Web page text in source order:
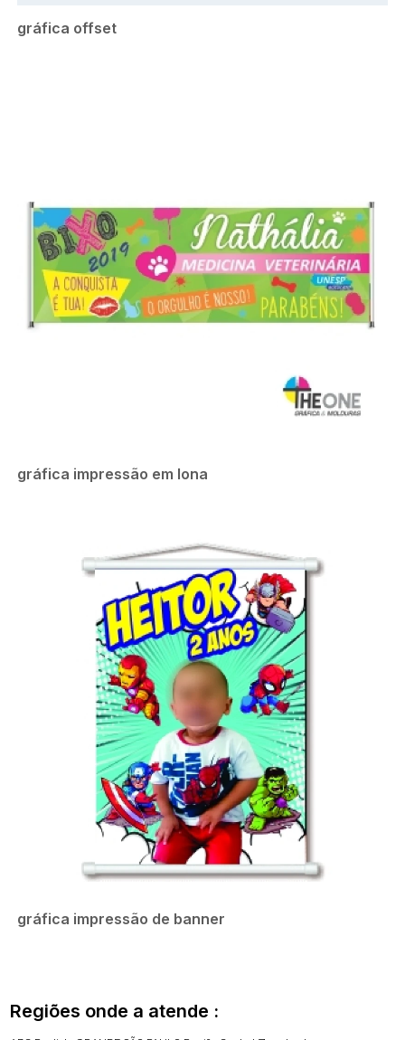
gráfica offset
gráfica impressão em lona
gráfica impressão de banner
Regiões onde a atende :